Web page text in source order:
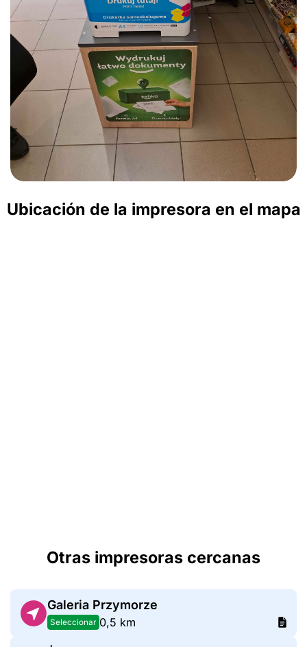
Ubicación de la impresora en el mapa
Otras impresoras cercanas
Galeria Przymorze
Seleccionar 0,5 km